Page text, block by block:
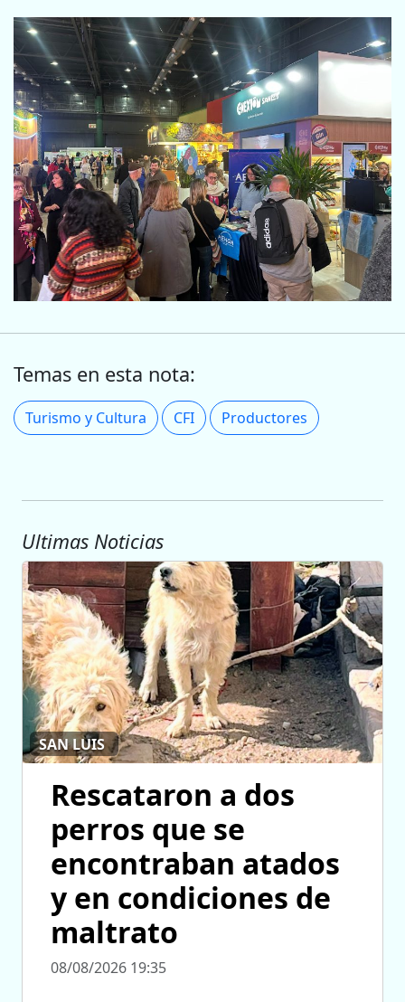
Temas en esta nota:
Turismo y Cultura CFI Productores
Ultimas Noticias
SAN LUIS
Rescataron a dos
perros que se
encontraban atados
y en condiciones de
maltrato
08/08/2026 19:35